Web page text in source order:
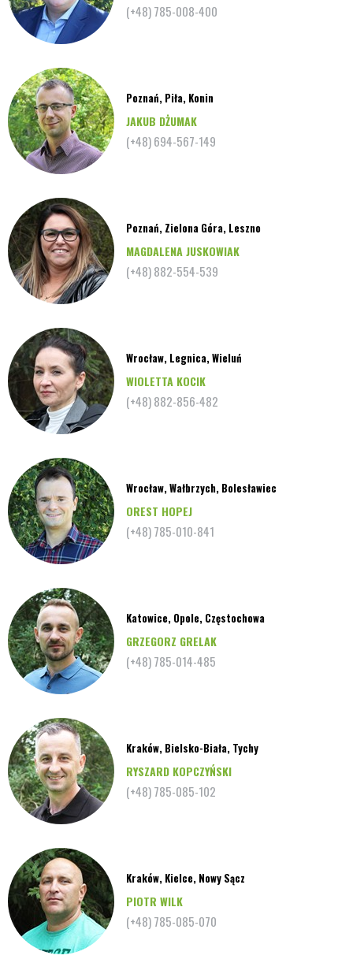
(+48) 785-008-400
Poznań, Piła, Konin
JAKUB DŻUMAK
(+48) 694-567-149
Poznań, Zielona Góra, Leszno
MAGDALENA JUSKOWIAK
(+48) 882-554-539
Wrocław, Legnica, Wieluń
WIOLETTA KOCIK
(+48) 882-856-482
Wrocław, Wałbrzych, Bolesławiec
OREST HOPEJ
(+48) 785-010-841
Katowice, Opole, Częstochowa
GRZEGORZ GRELAK
(+48) 785-014-485
Kraków, Bielsko-Biała, Tychy
RYSZARD KOPCZYŃSKI
(+48) 785-085-102
Kraków, Kielce, Nowy Sącz
PIOTR WILK
(+48) 785-085-070